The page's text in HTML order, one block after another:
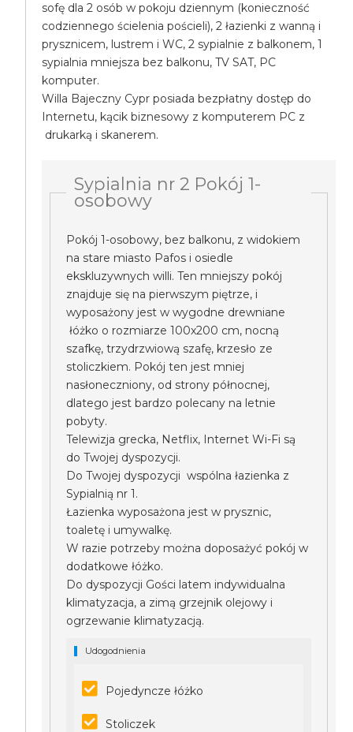
sofę dla 2 osób w pokoju dziennym (konieczność
codziennego ścielenia pościeli), 2 łazienki z wanną i
prysznicem, lustrem i WC, 2 sypialnie z balkonem, 1
sypialnia mniejsza bez balkonu, TV SAT, PC
komputer.
Willa Bajeczny Cypr posiada bezpłatny dostęp do
Internetu, kącik biznesowy z komputerem PC z
drukarką i skanerem.
Sypialnia nr 2 Pokój 1-
osobowy
Pokój 1-osobowy, bez balkonu, z widokiem
na stare miasto Pafos i osiedle
ekskluzywnych willi. Ten mniejszy pokój
znajduje się na pierwszym piętrze, i
wyposażony jest w wygodne drewniane
łóżko o rozmiarze 100x200 cm, nocną
szafkę, trzydrzwiową szafę, krzesło ze
stoliczkiem. Pokój ten jest mniej
nasłoneczniony, od strony północnej,
dlatego jest bardzo polecany na letnie
pobyty.
Telewizja grecka, Netflix, Internet Wi-Fi są
do Twojej dyspozycji.
Do Twojej dyspozycji wspólna łazienka z
Sypialnią nr 1.
Łazienka wyposażona jest w prysznic,
toaletę i umywalkę.
W razie potrzeby można doposażyć pokój w
dodatkowe łóżko.
Do dyspozycji Gości latem indywidualna
klimatyzacja, a zimą grzejnik olejowy i
ogrzewanie klimatyzacją.
Udogodnienia
Pojedyncze łóżko
Stoliczek